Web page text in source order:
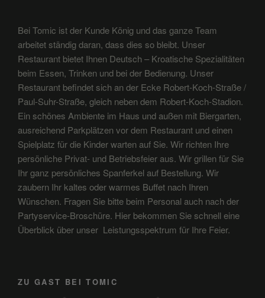
Bei Tomic ist der Kunde König und das ganze Team
arbeitet ständig daran, dass dies so bleibt. Unser
Restaurant bietet Ihnen Deutsch – Kroatische Spezialitäten
beim Essen, Trinken und bei der Bedienung. Unser
Restaurant befindet sich an der Ecke Robert-Koch-Straße /
Paul-Suhr-Straße, gleich neben dem Robert-Koch-Stadion.
Ein schönes Ambiente im Haus und außen mit Biergarten,
ausreichend Parkplätzen vor dem Restaurant und einen
Spielplatz für die Kinder warten auf Sie. Wir richten Ihre
persönliche Privat- und Betriebsfeier aus. Wir grillen für Sie
Ihr ganz persönliches Spanferkel auf Bestellung. Wir
zaubern Ihr kaltes oder warmes Buffet nach Ihren
Wünschen. Fragen Sie bitte beim Personal auch nach der
Partyservice-Broschüre. Hier bekommen Sie schnell eine
Überblick über unser Leistungsspektrum für Ihre Feier.
ZU GAST BEI TOMIC